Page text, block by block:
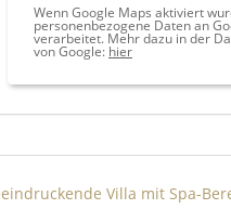
Wenn Google Maps aktiviert
personenbezogene Daten an
verarbeitet. Mehr dazu in der
von Google: hier